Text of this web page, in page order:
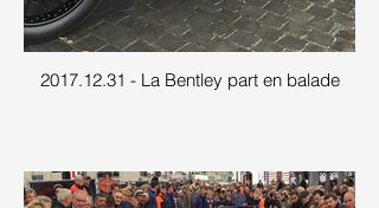
2017.12.31 - La Bentley part en balade